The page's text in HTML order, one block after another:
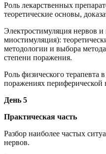
Роль лекарственных
теоретические основы,
Электростимуляция нервов
миостимуляция):
методологии и выбора
степени поражения.
Роль физического терапевта
поражениях периферической
День 5
Практическая часть
Разбор наиболее частых
нервов.